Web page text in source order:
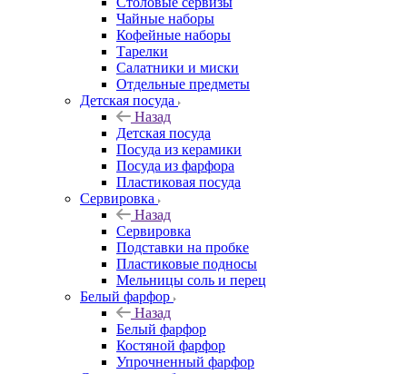
Чайные наборы
Кофейные наборы
Тарелки
Салатники и миски
Отдельные предметы
Детская посуда
Назад
Детская посуда
Посуда из керамики
Посуда из фарфора
Пластиковая посуда
Сервировка
Назад
Сервировка
Подставки на пробке
Пластиковые подносы
Мельницы соль и перец
Белый фарфор
Назад
Белый фарфор
Костяной фарфор
Упрочненный фарфор